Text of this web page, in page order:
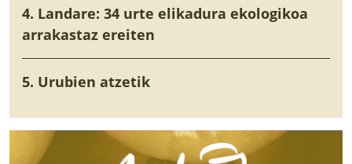
4. Landare: 34 urte elikadura ekologikoa
arrakastaz ereiten
5. Urubien atzetik